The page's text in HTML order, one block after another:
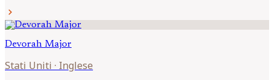
chevron_right
Devorah Major
Stati Uniti · Inglese